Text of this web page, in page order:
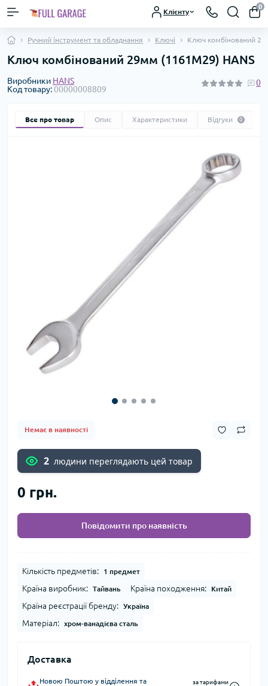
Клієнту
0
Ручний інструмент та обладнання Ключі Ключ комбінований
Ключ комбінований 29мм (1161M29) HANS
Виробники HANS
Код товару:00000008809
0
Все про товар Опис Характеристики Відгуки 0
Немає в наявності
2 людини переглядають цей товар
0 грн.
Повідомити про наявність
Кількість предметів: 1 предмет
Країна виробник: Тайвань Країна походження: Китай
Країна реєстрації бренду: Україна
Матеріал: хром-ванадієва сталь
Доставка
Новою Поштою у відділення та
за тарифами